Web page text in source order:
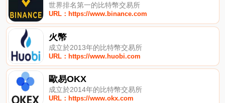
世界排名第一的比特幣交易所
URL：https://www.binance.com
火幣
成立於2013年的比特幣交易所
URL：https://www.huobi.com
歐易OKX
成立於2014年的比特幣交易所
URL：https://www.okx.com